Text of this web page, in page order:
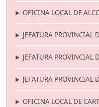
OFICINA LOCAL DE
JEFATURA PROVINCIAL
JEFATURA PROVINCIAL
JEFATURA PROVINCIAL
OFICINA LOCAL DE